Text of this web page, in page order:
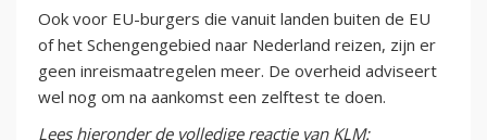
Ook voor EU-burgers die vanuit landen buiten de EU
of het Schengengebied naar Nederland reizen, zijn er
geen inreismaatregelen meer. De overheid adviseert
wel nog om na aankomst een zelftest te doen.
Lees hieronder de volledige reactie van KLM: